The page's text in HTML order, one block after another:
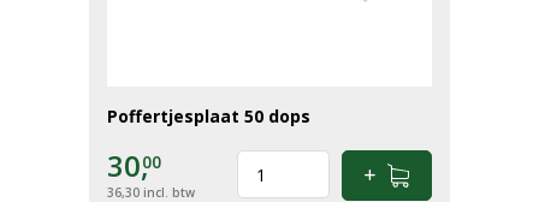
Poffertjesplaat 50 dops
30,00
36,30 incl. btw